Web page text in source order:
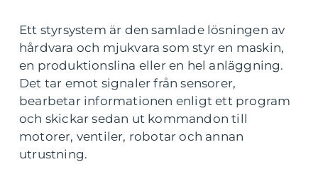
Ett styrsystem är den samlade lösningen av
hårdvara och mjukvara som styr en maskin,
en produktionslina eller en hel anläggning.
Det tar emot signaler från sensorer,
bearbetar informationen enligt ett program
och skickar sedan ut kommandon till
motorer, ventiler, robotar och annan
utrustning.